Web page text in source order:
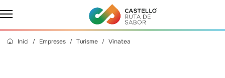
Inici Empreses Turisme Vinatea